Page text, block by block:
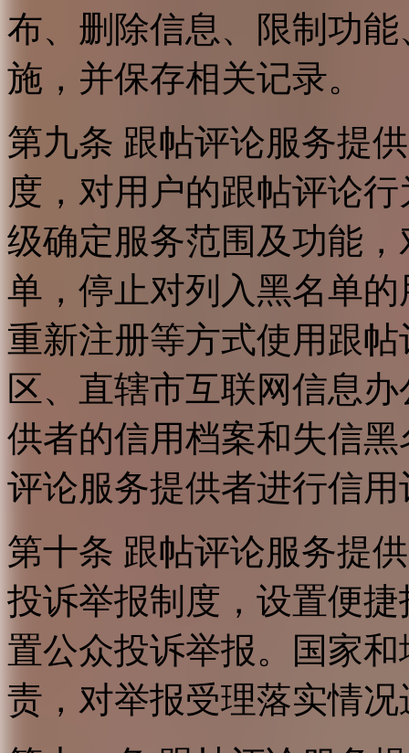
布、删除信息、限制功
施，并保存相关记录。
第九条 跟帖评论服务提
度，对用户的跟帖评论
级确定服务范围及功能
单，停止对列入黑名单
重新注册等方式使用跟
区、直辖市互联网信息
供者的信用档案和失信
评论服务提供者进行信用
第十条 跟帖评论服务提
投诉举报制度，设置便
置公众投诉举报。国家
责，对举报受理落实情